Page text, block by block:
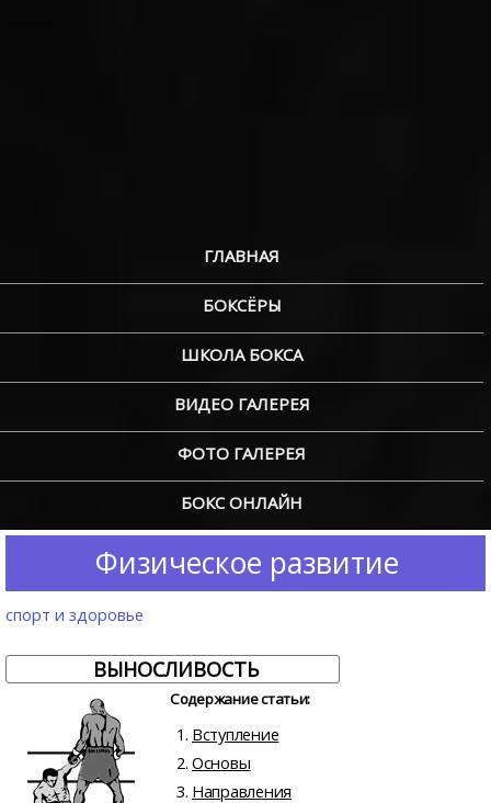
ГЛАВНАЯ
БОКСЁРЫ
ШКОЛА БОКСА
ВИДЕО ГАЛЕРЕЯ
ФОТО ГАЛЕРЕЯ
БОКС ОНЛАЙН
Физическое развитие
спорт и здоровье
ВЫНОСЛИВОСТЬ
Содержание статьи:
Вступление
Основы
Направления